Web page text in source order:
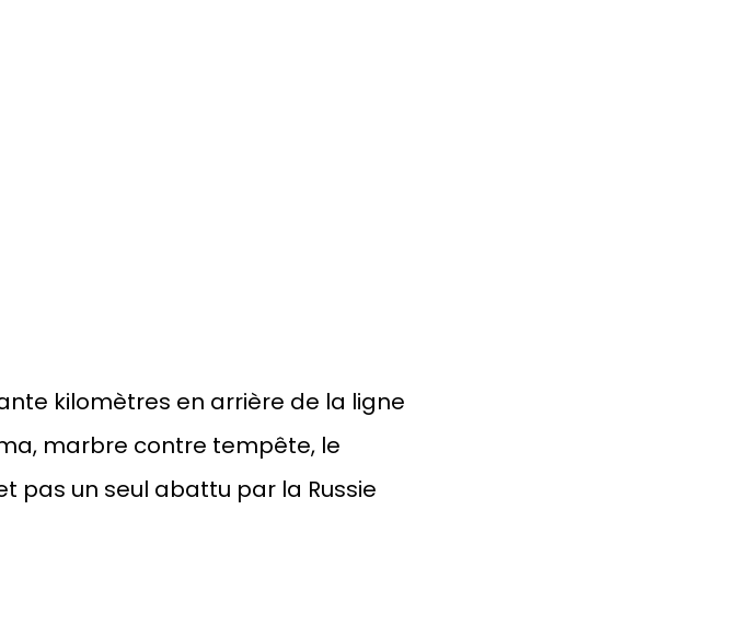
kilomètres en arrière de la ligne
marbre contre tempête, le
pas un seul abattu par la Russie